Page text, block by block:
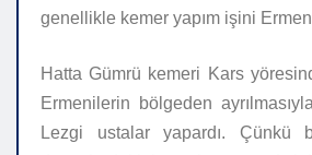
genellikle kemer yapım işini
Hatta Gümrü kemeri Kars
Ermenilerin bölgeden
Lezgi ustalar yapardı. Çünkü